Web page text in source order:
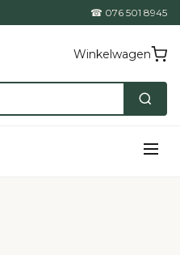
☎ 076 501 8945
Winkelwagen